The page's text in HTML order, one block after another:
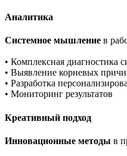
Аналитика
Системное мышление в
• Комплексная диагностика
• Выявление корневых
• Разработка
• Мониторинг результатов
Креативный подход
Инновационные методы в